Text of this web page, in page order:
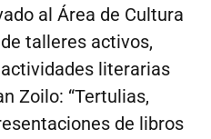
al Área de Cultura
talleres activos,
literarias
Zoilo: “Tertulias,
de libros